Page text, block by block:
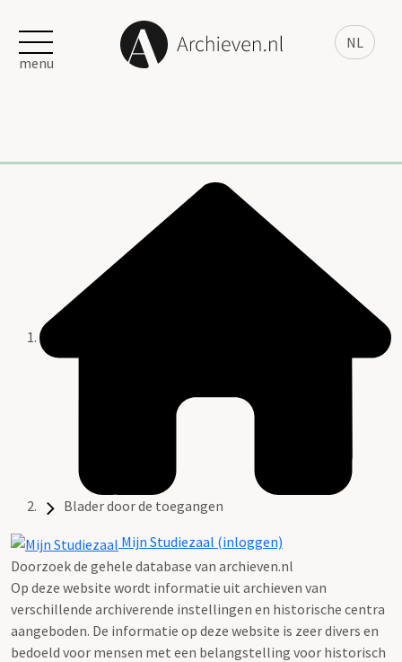
NL
menu
Blader door de toegangen
Mijn Studiezaal (inloggen)
Doorzoek de gehele database van archieven.nl
Op deze website wordt informatie uit archieven van
verschillende archiverende instellingen en historische centra
aangeboden. De informatie op deze website is zeer divers en
bedoeld voor mensen met een belangstelling voor historisch